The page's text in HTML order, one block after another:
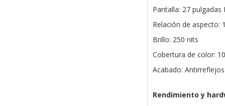
Pantalla: 27 pulgadas
Relación de aspecto:
Brillo: 250 nits
Cobertura de color:
Acabado: Antirreflejos
Rendimiento y